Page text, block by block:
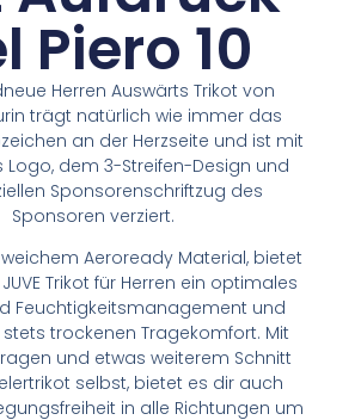
Piero 10
Herren Auswärts Trikot von
trägt natürlich wie immer das
an der Herzseite und ist mit
dem 3-Streifen-Design und
Sponsorenschriftzug des
Sponsoren verziert.
Aeroready Material, bietet
Trikot für Herren ein optimales
Feuchtigkeitsmanagement und
trockenen Tragekomfort. Mit
und etwas weiterem Schnitt
selbst, bietet es dir auch
in alle Richtungen um